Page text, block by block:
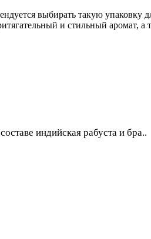
выбирать такую упаковку
и стильный аромат,
индийская рабуста и бра..